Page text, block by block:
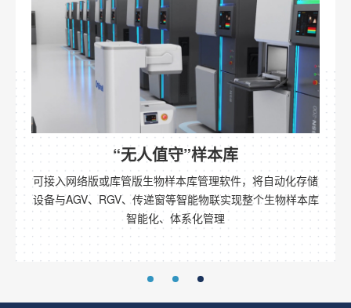
“无人值守”样本库
可接入网络版或库管版生物样本库管理软件，将自动化存储
设备与AGV、RGV、传递窗等智能物联实现整个生物样本库
智能化、体系化管理